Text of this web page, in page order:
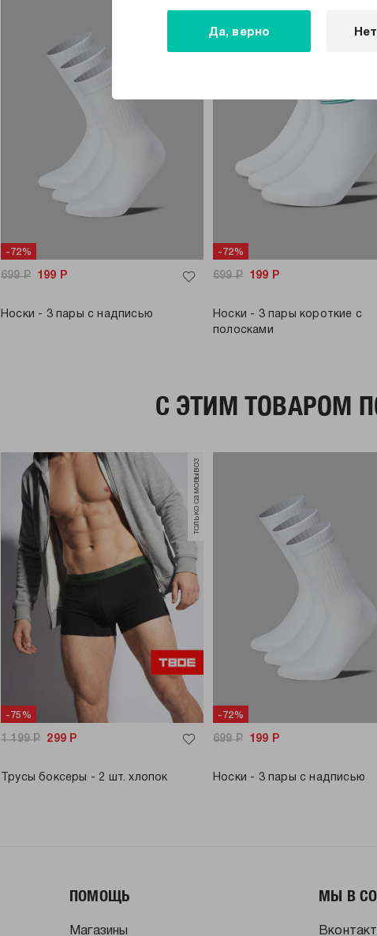
Да, верно
-72%
только самовывоз
699Р 199 Р
Носки - 3 пары с надписью
-72%
699Р 199 Р
Носки - 3 пары короткие с
полосками
C ЭТИМ ТОВАРОМ
-75%
только самовывоз
1 199Р 299 Р
Трусы боксеры - 2 шт. хлопок
-72%
699Р 199 Р
Носки - 3 пары с надписью
ПОМОЩЬ
Магазины
МЫ В